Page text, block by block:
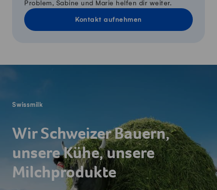
Problem, Sabine und Marie helfen dir weiter.
Kontakt aufnehmen
Swissmilk
Wir Schweizer Bauern,
unsere Kühe, unsere
Milchprodukte